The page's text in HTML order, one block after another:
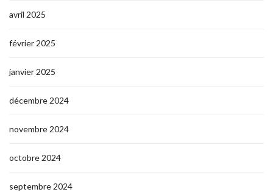
avril 2025
février 2025
janvier 2025
décembre 2024
novembre 2024
octobre 2024
septembre 2024